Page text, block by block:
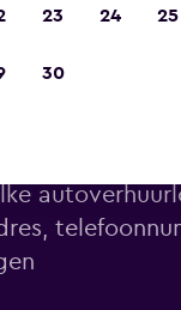
23 24 25
30